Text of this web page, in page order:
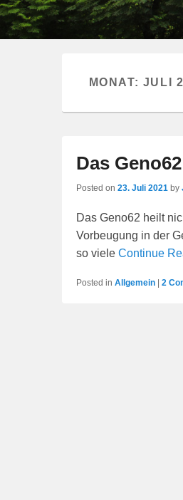
MONAT: JULI
Das
Posted on 23. Juli 2021 by
Das Geno62 heilt
Vorbeugung in der
so viele Continue
Posted in Allgemein | 2